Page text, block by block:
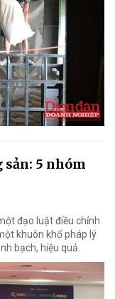
sản: 5 nhóm
đạo luật điều chỉnh
khuôn khổ pháp lý
bạch, hiệu quả.